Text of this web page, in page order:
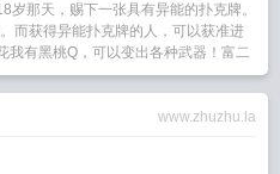
岁那天，赐下一张具有异能的扑克牌。
而获得异能扑克牌的人，可以获准进
我有黑桃Q，可以变出各种武器！富二
得金钱！而某处，一个少年拿着...
www.zhuzhu.la